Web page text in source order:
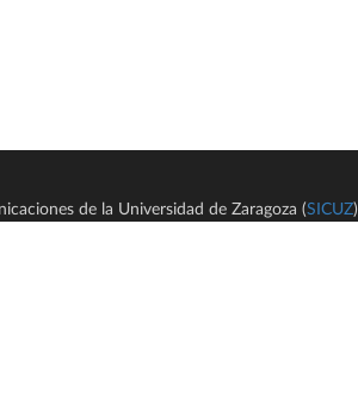
de la Universidad de Zaragoza (SICUZ)